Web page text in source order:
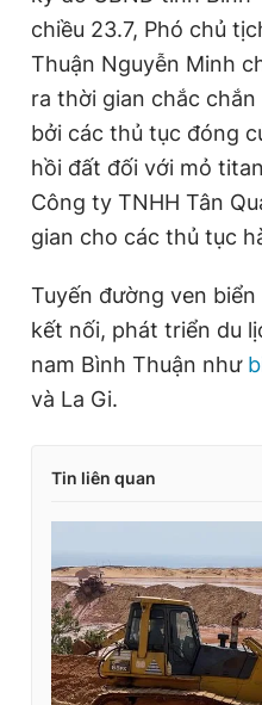
chiều 23.7, Phó chủ
Thuận Nguyễn Minh
ra thời gian chắc
bởi các thủ tục đóng
hồi đất đối với mỏ
Công ty TNHH Tân
gian cho các thủ tục
Tuyến đường ven
kết nối, phát triển du
nam Bình Thuận như
và La Gi.
Tin liên quan